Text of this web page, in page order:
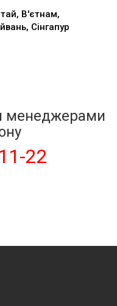
В'єтнам,
Сінгапур
менеджерами
22